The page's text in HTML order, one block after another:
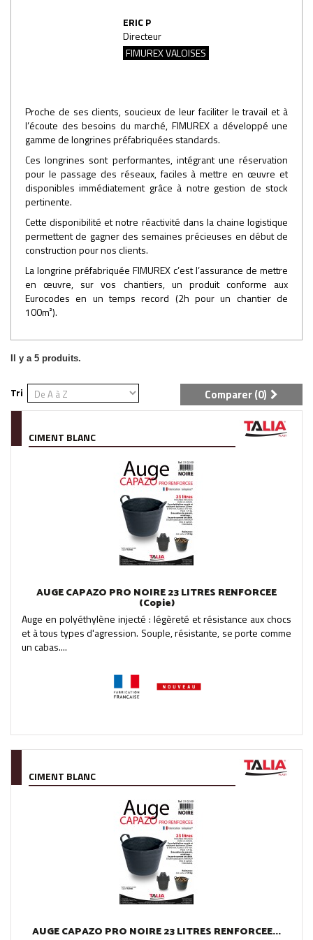
ERIC P
Directeur
FIMUREX VALOISES
Proche de ses clients, soucieux de leur faciliter le travail et à
l’écoute des besoins du marché, FIMUREX a développé une
gamme de longrines préfabriquées standards.
Ces longrines sont performantes, intégrant une réservation
pour le passage des réseaux, faciles à mettre en œuvre et
disponibles immédiatement grâce à notre gestion de stock
pertinente.
Cette disponibilité et notre réactivité dans la chaine logistique
permettent de gagner des semaines précieuses en début de
construction pour nos clients.
La longrine préfabriquée FIMUREX c’est l’assurance de mettre
en œuvre, sur vos chantiers, un produit conforme aux
Eurocodes en un temps record (2h pour un chantier de
100m²).
Il y a 5 produits.
Tri Comparer (0)
CIMENT BLANC
AUGE CAPAZO PRO NOIRE 23 LITRES RENFORCEE
(Copie)
Auge en polyéthylène injecté : légèreté et résistance aux chocs
et à tous types d'agression. Souple, résistante, se porte comme
un cabas....
CIMENT BLANC
AUGE CAPAZO PRO NOIRE 23 LITRES RENFORCEE...